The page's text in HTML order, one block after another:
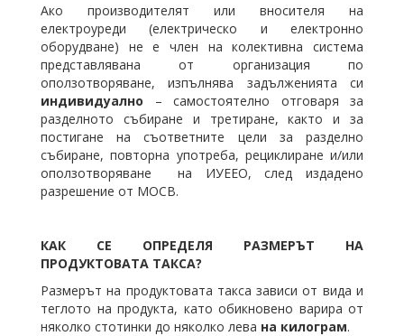
Ако производителят или вносителя на
електроуреди (електрическо и електронно
оборудване) не е член на колективна система
представлявана от организация по
оползотворяване, изпълнява задълженията си
индивидуално – самостоятелно отговаря за
разделното събиране и третиране, както и за
постигане на съответните цели за разделно
събиране, повторна употреба, рециклиране и/или
оползотворяване на ИУЕЕО, след издадено
разрешение от МОСВ.
КАК СЕ ОПРЕДЕЛЯ РАЗМЕРЪТ НА
ПРОДУКТОВАТА ТАКСА?
Размерът на продуктовата такса зависи от вида и
теглото на продукта, като обикновено варира от
няколко стотинки до няколко лева на килограм.